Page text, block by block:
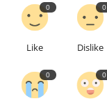
0
Like
0
Dislike
0 0